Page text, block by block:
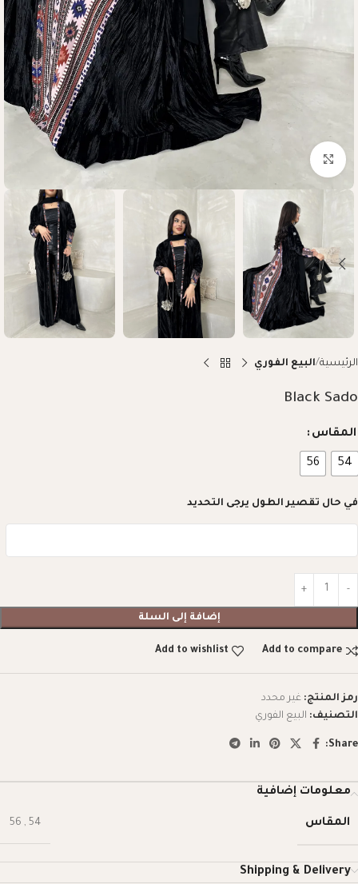
الرئيسية البيع الفوري
Black Sado
المقاس
54
56
في حال تقصير الطول يرجى التحديد
إضافة إلى السلة
Add to compare
Add to wishlist
رمز المنتج: غير محدد
التصنيف: البيع الفوري
Share:
معلومات إضافية
المقاس 54
,
56
Shipping & Delivery